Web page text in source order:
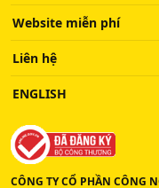
Website miễn phí
Liên hệ
ENGLISH
CÔNG TY CỔ PHẦN CÔNG